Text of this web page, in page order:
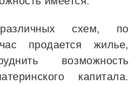
схем, по
продается жилье,
возможность
капитала.